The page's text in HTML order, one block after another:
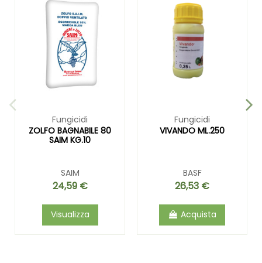
Fungicidi
ZOLFO BAGNABILE 80
SAIM KG.10
SAIM
24,59 €
Visualizza
Fungicidi
VIVANDO ML.250
BASF
26,53 €
Acquista